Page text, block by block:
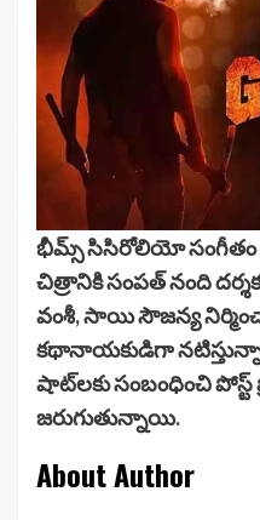
భీమ్స్ సిసిరోలియో సంగీతం
చిత్రానికి సంపత్ నంది
వంశీ, సాయి సౌజన్య
కథానాయకుడిగా
షాట్‌లకు సంబంధించి పోస్ట్
జరుగుతున్నాయి.
About Author